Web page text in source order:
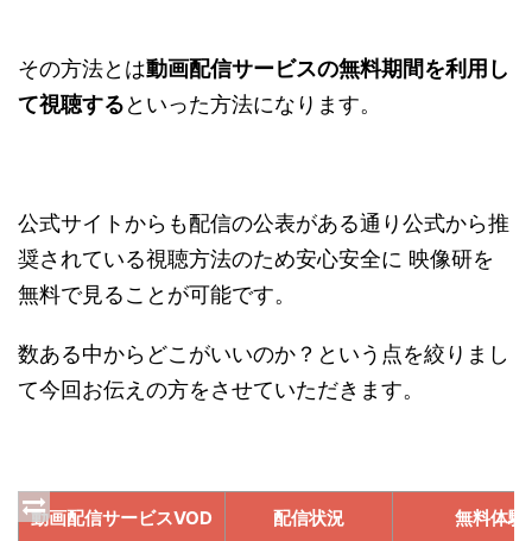
その方法とは動画配信サービスの無料期間を利用し
て視聴するといった方法になります。
公式サイトからも配信の公表がある通り公式から推
奨されている視聴方法のため安心安全に 映像研を
無料で見ることが可能です。
数ある中からどこがいいのか？という点を絞りまし
て今回お伝えの方をさせていただきます。
動画配信サービスVOD 配信状況 無料体験